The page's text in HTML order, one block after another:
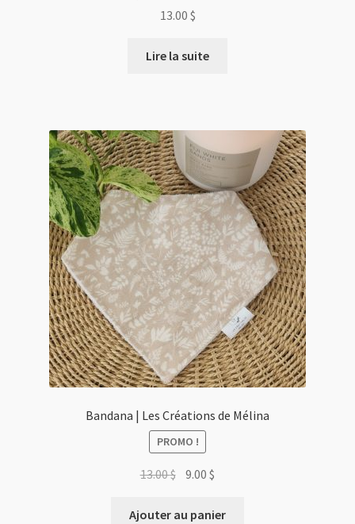
13.00 $
Lire la suite
Bandana | Les Créations de Mélina
PROMO !
13.00$ Le
initial
9.00$
actuel
Ajouter au panier